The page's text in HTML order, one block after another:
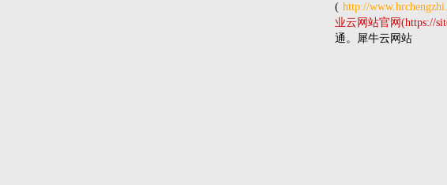
( http://
业云网站官网(https://
通。犀牛云网站